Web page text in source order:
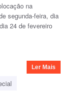
na
segunda-feira, dia
24 de fevereiro
Ler Mais